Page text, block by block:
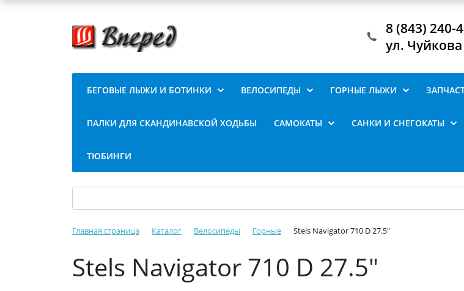
8 (843) 240-
ул. Чуйкова
БЕГОВЫЕ ЛЫЖИ И БОТИНКИ ВЕЛОСИПЕДЫ ГОРНЫЕ ЛЫЖИ
ПАЛКИ ДЛЯ СКАНДИНАВСКОЙ ХОДЬБЫ САМОКАТЫ САНКИ И СНЕГОКАТЫ
ТЮБИНГИ
Главная страница Каталог Велосипеды Горные Stels Navigator 710 D 27.5"
Stels Navigator 710 D 27.5"